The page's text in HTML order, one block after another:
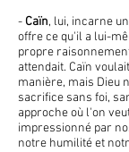
- Caïn, lui, incarne
offre ce qu'il a lui-
propre
attendait. Caïn
manière, mais Dieu
sacrifice sans foi,
approche où l'on
impressionné par
notre humilité et